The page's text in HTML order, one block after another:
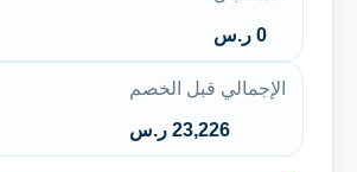
0 ر.س
الإجمالي قبل الخصم
23,226 ر.س